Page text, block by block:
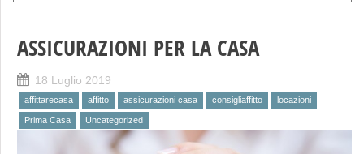
ASSICURAZIONI PER LA CASA
18 Luglio 2019
affittarecasa affitto assicurazioni casa consigliaffitto locazioni
Prima Casa Uncategorized